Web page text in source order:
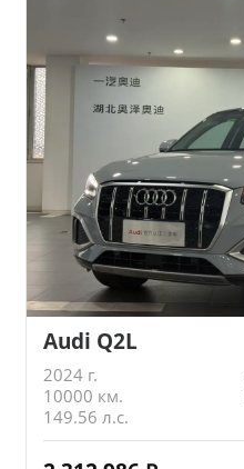
Audi Q2L
2024 г.
10000 км.
149.56 л.с.